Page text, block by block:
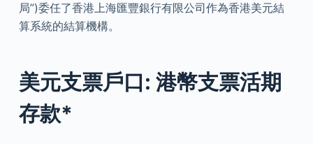
局”)委任了香港上海匯豐銀行有限公司作為香港美元結
算系統的結算機構。
美元支票戶口: 港幣支票活期
存款*